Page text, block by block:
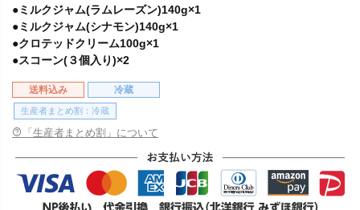
●ミルクジャム(ラムレーズン)140g×1
●ミルクジャム(シナモン)140g×1
●クロテッドクリーム100g×1
●スコーン(３個入り)×2
送料込み 冷蔵
生産者まとめ割：冷蔵
「生産者まとめ割」について